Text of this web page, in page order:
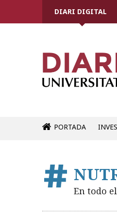
DIARI DIGITAL
PORTADA
En todo